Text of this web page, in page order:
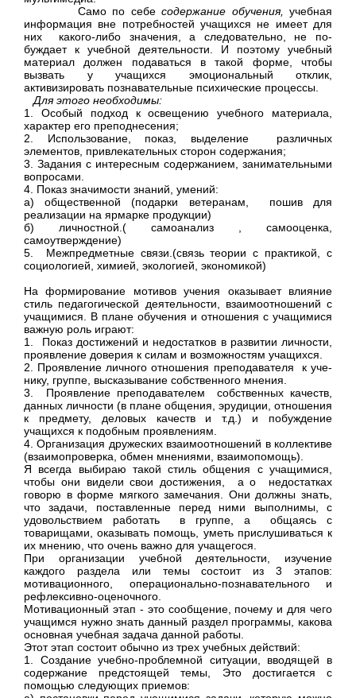
Само по себе содержание обучения, учебная
информация вне потребностей учащихся не имеет для
них какого-либо значения, а следовательно, не по­
буждает к учебной деятельности. И поэтому учеб­ный
материал должен подаваться в такой форме, чтобы
вызвать у учащихся эмоциональный отклик,
активизировать познавательные психические процессы.
Для этого необходимы:
1. Особый подход к освещению учебного мате­риала,
характер его преподнесения;
2. Использование, показ, выделение различ­ных
элементов, привлекательных сторон содер­жания;
3. Задания с интересным содержанием, занимательными
вопросами.
4. Показ значимости знаний, умений:
а) общественной (подарки ветеранам, пошив для
реализации на ярмарке продукции)
б) личностной.( самоанализ , самооценка,
самоутверждение)
5. Межпредметные связи.(связь теории с практикой, с
социологией, химией, экологией, экономикой)
На формирование мотивов учения оказывает влияние
стиль педагогической деятельности, взаимо­отношений с
учащимися. В плане обучения и отношения с учащимися
важную роль играют:
1. Показ достижений и недостатков в развитии личности,
проявление доверия к силам и возмож­ностям учащихся.
2. Проявление личного отношения преподавателя к уче­
нику, группе, высказывание собственного мнения.
3. Проявление преподавателем собственных качеств,
данных личности (в плане общения, эрудиции, от­ношения
к предмету, деловых качеств и т.д.) и по­буждение
учащихся к подобным проявлениям.
4. Организация дружеских взаимоотношений в коллективе
(взаимопроверка, обмен мнениями, взаимопомощь).
Я всегда выбираю такой стиль общения с учащимися,
чтобы они видели свои достижения, а о недостатках
говорю в форме мягкого замечания. Они должны знать,
что задачи, поставленные перед ними выполнимы, с
удовольствием работать в группе, а общаясь с
товарищами, оказывать помощь, уметь прислушиваться к
их мнению, что очень важно для учащегося.
При организации учебной деятельности, изуче­ние
каждого раздела или темы состоит из 3 этапов:
мотивационного, операционально-позна­вательного и
рефлексивно-оценочного.
Мотивационный этап - это сообщение, почему и для чего
учащимся нужно знать данный раздел про­граммы, какова
основная учебная задача данной работы.
Этот этап состоит обычно из трех учебных дей­ствий:
1. Создание учебно-проблемной ситуации, вводя­щей в
содержание предстоящей темы, Это дости­гается с
помощью следующих приемов: